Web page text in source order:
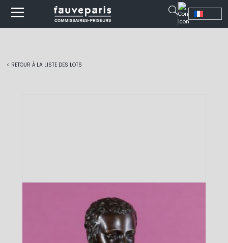
< RETOUR À LA LISTE DES LOTS